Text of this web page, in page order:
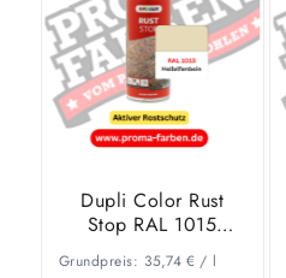
Dupli Color Rust
Stop RAL 1015
Hellelfenbein
Grundpreis: 35,74 €/ l